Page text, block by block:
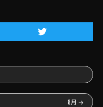
8月 →